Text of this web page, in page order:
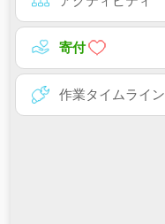
寄付
作業タイムライン